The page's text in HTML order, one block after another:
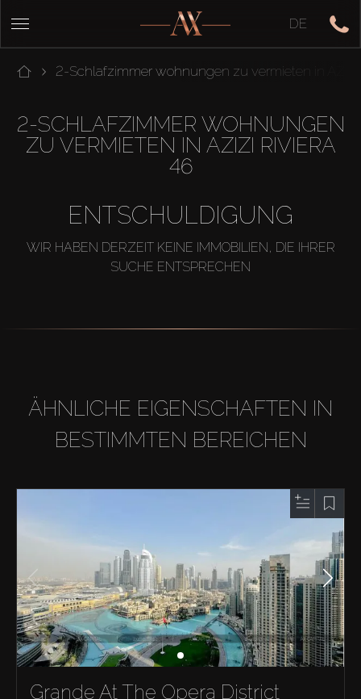
DE
2-Schlafzimmer wohnungen zu vermieten in AZIZI
2-SCHLAFZIMMER WOHNUNGEN
ZU VERMIETEN IN AZIZI RIVIERA
46
ENTSCHULDIGUNG
WIR HABEN DERZEIT KEINE IMMOBILIEN, DIE IHRER
SUCHE ENTSPRECHEN
ÄHNLICHE EIGENSCHAFTEN IN
BESTIMMTEN BEREICHEN
Grande At The Opera District